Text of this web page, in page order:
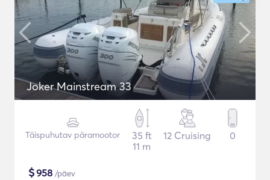
Joker Mainstream 33
Täispuhutav päramootor
35 ft
11 m
12 Cruising 0
$958 /päev